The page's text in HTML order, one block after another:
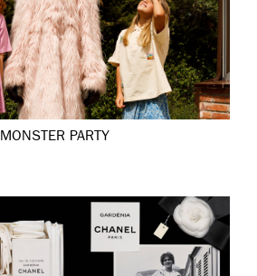
MONSTER PARTY